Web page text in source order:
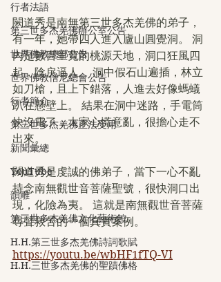
行者法語
第三世多杰羌佛辦公室公告
世界佛教總部公告
世界佛教僧尼總會公告
行者簡介
第三世多杰羌佛正法受用
新聞彙總
YouTube
韻雕
第三世多杰羌佛文化藝術館
H.H.第三世多杰羌佛詩詞歌賦
H.H.三世多杰羌佛的聖蹟佛格
闕道秀是南無第三世多杰羌佛的弟子，
有一年，她帶四人進入廬山圓覺洞。 洞
內是數百里寬的桃源天地，洞口狂風四
起，陰戾逼人。 洞中假石山遍插，林立
如刀槍，且上下錯落，人進去好像螞蟻
趴在懸壁上。 結果在洞中迷路，手電筒
快沒電了，大家心慌意亂，很擔心走不
出來。
闕道秀是虔誠的佛弟子，當下一心不亂
持念南無觀世音菩薩聖號，很快洞口出
現，化險為夷。 這就是南無觀世音菩薩
尋聲救苦的一個真實案例。
https://youtu.be/wbHF1fTQ-VI